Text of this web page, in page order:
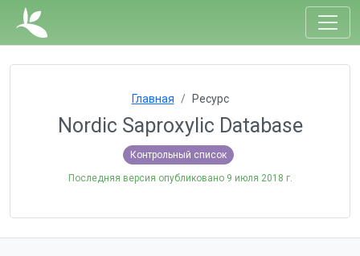
Главная Ресурс
Nordic Saproxylic Database
Контрольный список
Последняя версия опубликовано 9 июля 2018 г.